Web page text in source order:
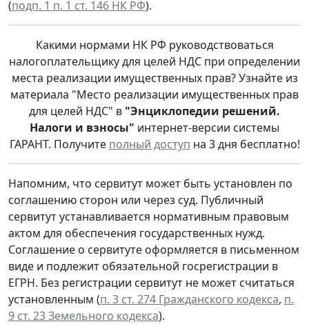
(подп. 1 п. 1 ст. 146 НК РФ).
Какими нормами НК РФ руководствоваться
налогоплательщику для целей НДС при определении
места реализации имущественных прав? Узнайте из
материала "Место реализации имущественных прав
для целей НДС" в "Энциклопедии решений.
Налоги и взносы" интернет-версии системы
ГАРАНТ. Получите полный доступ на 3 дня бесплатно!
Напомним, что сервитут может быть установлен по
соглашению сторон или через суд. Публичный
сервитут устанавливается нормативным правовым
актом для обеспечения государственных нужд.
Соглашение о сервитуте оформляется в письменном
виде и подлежит обязательной госрегистрации в
ЕГРН. Без регистрации сервитут не может считаться
установленным (п. 3 ст. 274 Гражданского кодекса, п.
9 ст. 23 Земельного кодекса).